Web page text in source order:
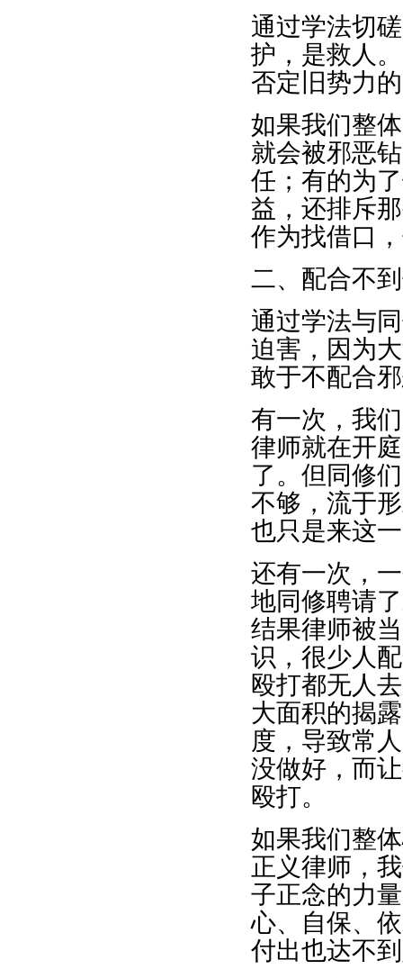
通过学法切
护，是救人
否定旧势力
如果我们整
就会被邪恶
任；有的为
益，还排斥
作为找借口
二、配合不
通过学法与
迫害，因为
敢于不配合
有一次，我
律师就在开
了。但同修
不够，流于
也只是来这
还有一次，
地同修聘请
结果律师被
识，很少人
殴打都无人
大面积的揭
度，导致常
没做好，而
殴打。
如果我们整
正义律师，
子正念的力
心、自保、
付出也达不